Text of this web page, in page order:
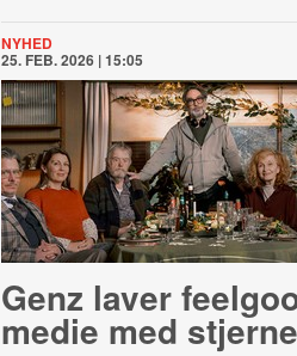
NYHED
25. FEB. 2026 | 15:05
Genz laver
me­die med